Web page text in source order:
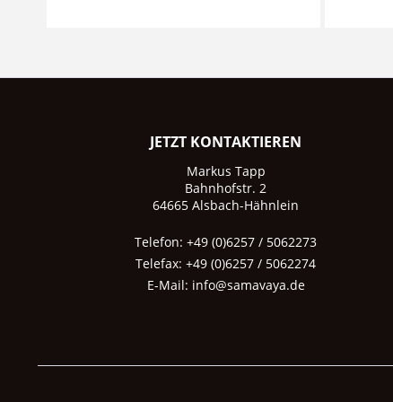
JETZT KONTAKTIEREN
Markus Tapp
Bahnhofstr. 2
64665 Alsbach-Hähnlein
Telefon: +49 (0)6257 / 5062273
Telefax: +49 (0)6257 / 5062274
E-Mail: info@samavaya.de